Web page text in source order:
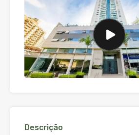
Descrição